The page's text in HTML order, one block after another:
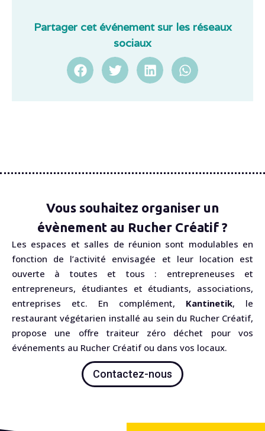
Partager cet événement sur les réseaux
sociaux
Vous souhaitez organiser un
évènement au Rucher Créatif ?
Les espaces et salles de réunion sont modulables en
fonction de l’activité envisagée et leur location est
ouverte à toutes et tous : entrepreneuses et
entrepreneurs, étudiantes et étudiants, associations,
entreprises etc. En complément, Kantinetik, le
restaurant végétarien installé au sein du Rucher Créatif,
propose une offre traiteur zéro déchet pour vos
événements au Rucher Créatif ou dans vos locaux.
Contactez-nous